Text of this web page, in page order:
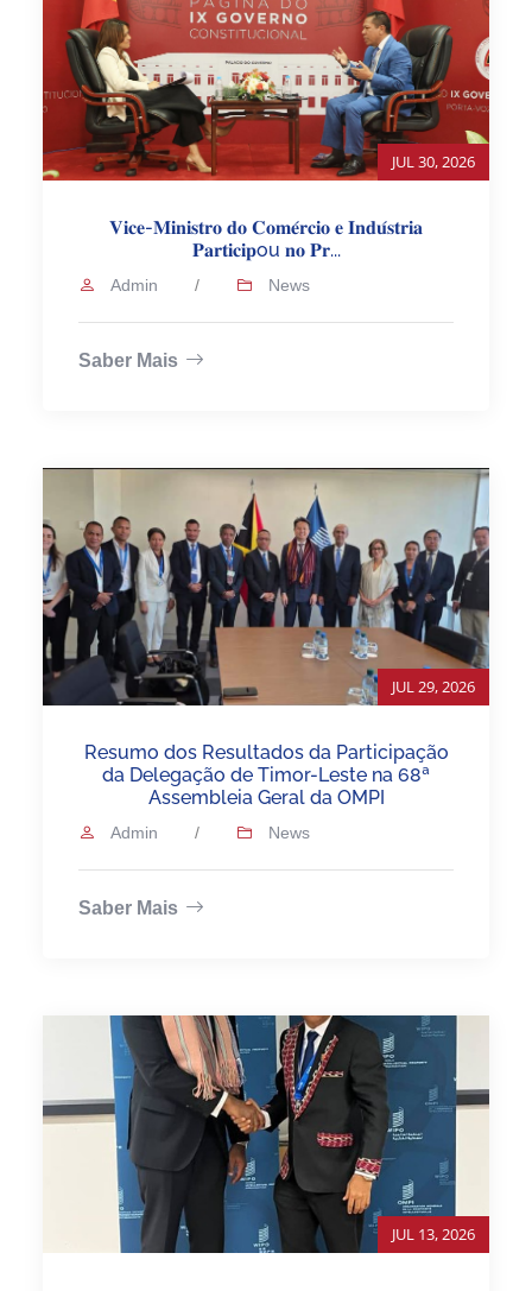
JUL 30, 2026
𝐕𝐢𝐜𝐞-𝐌𝐢𝐧𝐢𝐬𝐭𝐫𝐨 𝐝𝐨 𝐂𝐨𝐦𝐞́𝐫𝐜𝐢𝐨 𝐞 𝐈𝐧𝐝𝐮́𝐬𝐭𝐫𝐢𝐚
𝐏𝐚𝐫𝐭𝐢𝐜𝐢𝐩ou 𝐧𝐨 𝐏𝐫...
Admin / News
Saber Mais
JUL 29, 2026
Resumo dos Resultados da Participação
da Delegação de Timor-Leste na 68ª
Assembleia Geral da OMPI
Admin / News
Saber Mais
JUL 13, 2026